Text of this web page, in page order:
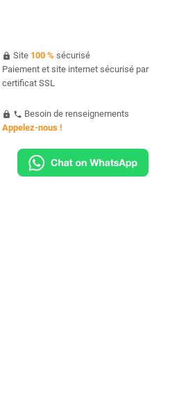
https Site 100 % sécurisé
Paiement et site internet sécurisé par
certificat SSL
https phone Besoin de renseignements
Appelez-nous !